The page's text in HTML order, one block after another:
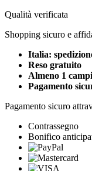
Qualità verificata
Shopping sicuro e
Italia:
Reso gratuito
Almeno 1
Pagamento
Pagamento sicuro
Contrassegno
Bonifico